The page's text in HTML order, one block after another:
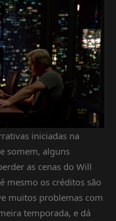
iniciadas na
somem, alguns
as cenas do Will
mesmo os créditos são
muitos problemas com
temporada, e dá